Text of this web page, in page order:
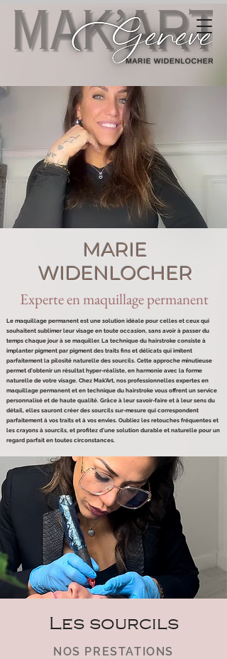
MARIE
WIDENLOCHER
Experte en maquillage permanent
Le maquillage permanent est une solution idéale pour celles et ceux qui
souhaitent sublimer leur visage en toute occasion, sans avoir à passer du
temps chaque jour à se maquiller. La technique du hairstroke consiste à
implanter pigment par pigment des traits fins et délicats qui imitent
parfaitement la pilosité naturelle des sourcils. Cette approche minutieuse
permet d'obtenir un résultat hyper-réaliste, en harmonie avec la forme
naturelle de votre visage. Chez Mak'Art, nos professionnelles expertes en
maquillage permanent et en technique du hairstroke vous offrent un service
personnalisé et de haute qualité. Grâce à leur savoir-faire et à leur sens du
détail, elles sauront créer des sourcils sur-mesure qui correspondent
parfaitement à vos traits et à vos envies. Oubliez les retouches fréquentes et
les crayons à sourcils, et profitez d'une solution durable et naturelle pour un
regard parfait en toutes circonstances.
Les sourcils
NOS PRESTATIONS